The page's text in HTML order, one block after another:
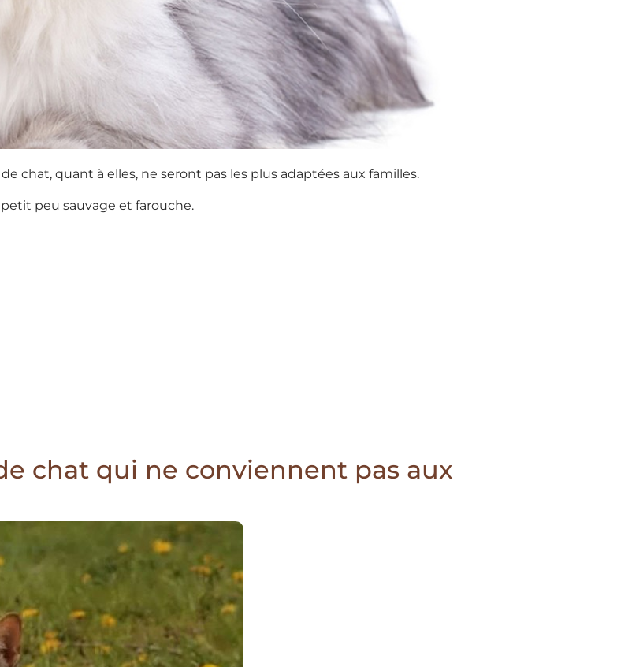
chat, quant à elles, ne seront pas les plus adaptées aux familles.
peu sauvage et farouche.
chat qui ne conviennent pas aux